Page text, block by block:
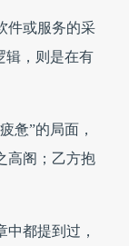
件或服务的采
辑，则是在有
惫”的局面，
高阁；乙方抱
都提到过，